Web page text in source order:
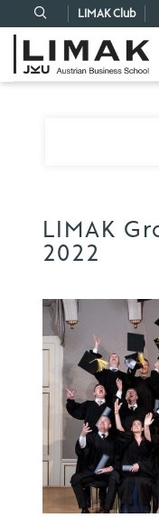
LIMAK Club
LIMAK
2022